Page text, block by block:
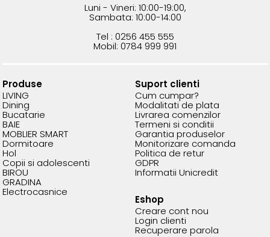
Luni - Vineri: 10:00-19:00,
Sambata: 10:00-14:00
Tel : 0256 455 555
Mobil: 0784 999 991
Produse
LIVING
Dining
Bucatarie
BAIE
MOBLIER SMART
Dormitoare
Hol
Copii si adolescenti
BIROU
GRADINA
Electrocasnice
Suport clienti
Cum cumpar?
Modalitati de plata
Livrarea comenzilor
Termeni si conditii
Garantia produselor
Monitorizare comanda
Politica de retur
GDPR
Informatii Unicredit
Eshop
Creare cont nou
Login clienti
Recuperare parola